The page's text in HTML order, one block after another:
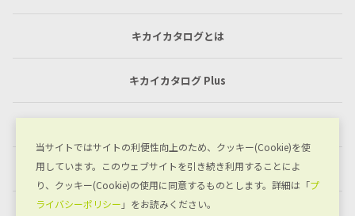
キカイカタログとは
キカイカタログ Plus
プライバシーポリシー
当サイトではサイトの利便性向上のため、クッキー(Cookie)を使
用しています。このウェブサイトを引き続き利用することによ
り、クッキー(Cookie)の使用に同意するものとします。詳細は「プ
ライバシーポリシー 」をお読みください。